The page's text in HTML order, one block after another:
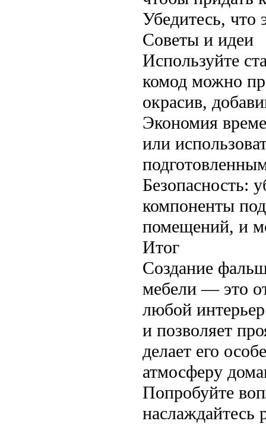
Убедитесь, что
Советы и идеи
Используйте
комод можно
окрасив,
Экономия
или
Безопасность:
компоненты
помещений, и
Итог
Создание
мебели — это
любой
и позволяет
делает его
атмосферу
Попробуйте
наслаждайтесь